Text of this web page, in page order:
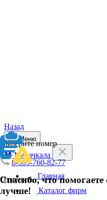
Назад
Выберите номер
8-909-760-82-77
Отменить
Спасибо, что
лучше!
Меню
Махачкала
Главная
Каталог фирм